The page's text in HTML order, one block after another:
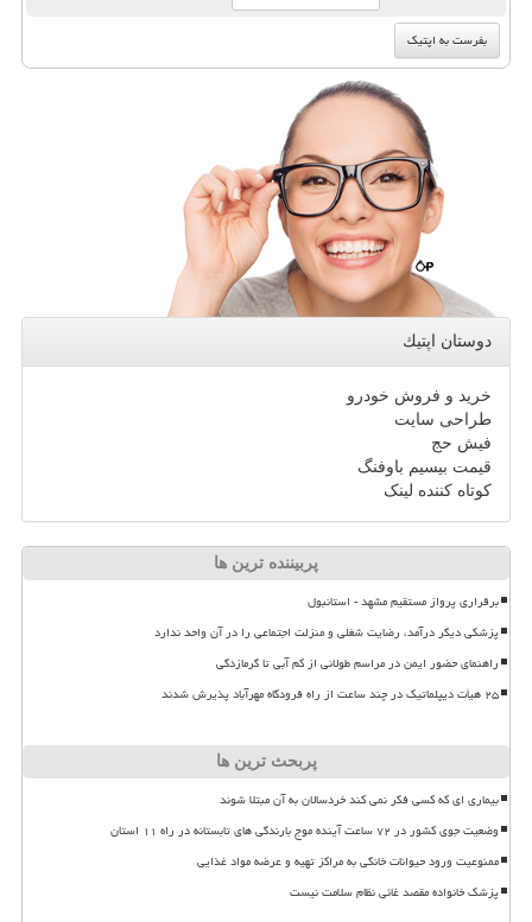
دوستان اپتیك
خرید و فروش خودرو
طراحی سایت
فیش حج
قیمت بیسیم باوفنگ
کوتاه کننده لینک
پربیننده ترین ها
برقراری پرواز مستقیم مشهد - استانبول
پزشکی دیگر درآمد، رضایت شغلی و منزلت اجتماعی را در آن واحد ندارد
راهنمای حضور ایمن در مراسم طولانی از کم آبی تا گرمازدگی
۲۵ هیأت دیپلماتیک در چند ساعت از راه فرودگاه مهرآباد پذیرش شدند
پربحث ترین ها
بیماری ای که کسی فکر نمی کند خردسالان به آن مبتلا شوند
وضعیت جوی کشور در ۷۲ ساعت آینده موج بارندگی های تابستانه در راه ۱۱ استان
ممنوعیت ورود حیوانات خانگی به مراکز تهیه و عرضه مواد غذایی
پزشک خانواده مقصد غائی نظام سلامت نیست